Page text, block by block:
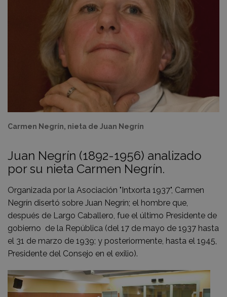
Carmen Negrín, nieta de Juan Negrín
Juan Negrín (1892-1956) analizado
por su nieta Carmen Negrín.
Organizada por la Asociación "Intxorta 1937", Carmen
Negrín disertó sobre Juan Negrín; el hombre que,
después de Largo Caballero, fue el último Presidente de
gobierno de la República (del 17 de mayo de 1937 hasta
el 31 de marzo de 1939; y posteriormente, hasta el 1945,
Presidente del Consejo en el exilio).